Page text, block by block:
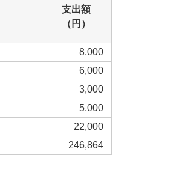
支出額
（円）
8,000
6,000
3,000
5,000
22,000
246,864